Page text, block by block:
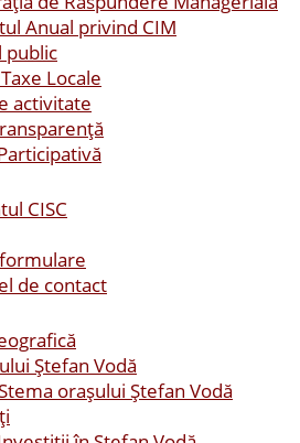
Anual privind CIM
public
Locale
activitate
CISC
de contact
Ştefan Vodă
oraşului Ştefan Vodă